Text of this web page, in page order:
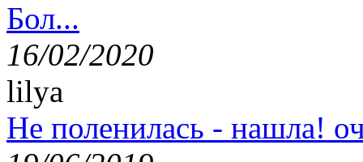
Бол...
16/02/2020
lilya
Не поленилась - нашла!